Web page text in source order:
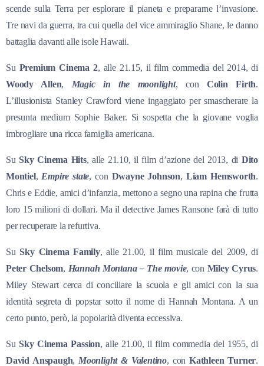
scende sulla Terra per esplorare il pianeta e prepararne l’invasione.
Tre navi da guerra, tra cui quella del vice ammiraglio Shane, le danno
battaglia davanti alle isole Hawaii.
Su Premium Cinema 2, alle 21.15, il film commedia del 2014, di
Woody Allen, Magic in the moonlight, con Colin Firth.
L’illusionista Stanley Crawford viene ingaggiato per smascherare la
presunta medium Sophie Baker. Si sospetta che la giovane voglia
imbrogliare una ricca famiglia americana.
SuSky Cinema Hits, alle 21.10, il film d’azione del 2013, di Dito
Montiel, Empire state, con Dwayne Johnson, Liam Hemsworth.
Chris e Eddie, amici d’infanzia, mettono a segno una rapina che frutta
loro 15 milioni di dollari. Ma il detective James Ransone farà di tutto
per recuperare la refurtiva.
SuSky Cinema Family, alle 21.00, il film musicale del 2009, di
Peter Chelsom, Hannah Montana – The movie, con Miley Cyrus.
Miley Stewart cerca di conciliare la scuola e gli amici con la sua
identità segreta di popstar sotto il nome di Hannah Montana. A un
certo punto, però, la popolarità diventa eccessiva.
SuSky Cinema Passion, alle 21.00, il film commedia del 1955, di
David Anspaugh, Moonlight & Valentino, conKathleen Turner.